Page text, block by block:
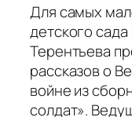
Для самых
детского
Терентьева
рассказов о
войне из
солдат».